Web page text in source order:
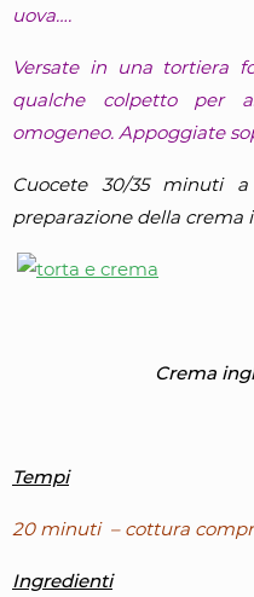
uova….
Versate in una tortiera
qualche colpetto per
omogeneo. Appoggiate
Cuocete 30/35 minuti
preparazione della crema
Crema
Tempi
20 minuti – cottura
Ingredienti